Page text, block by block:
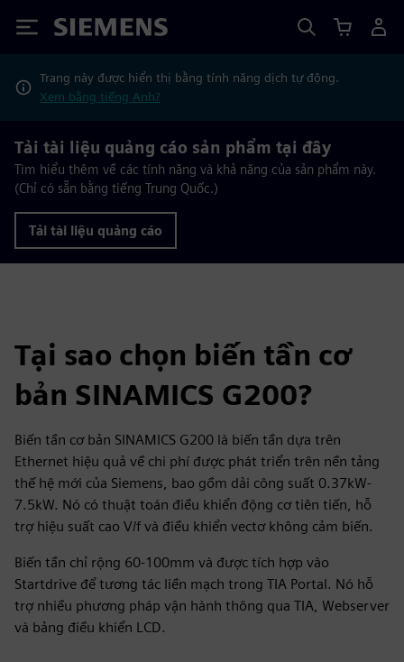
Siemens
Trang này được hiển thị bằng tính năng dịch tự động.
Xem bằng tiếng Anh?
Tải tài liệu quảng cáo sản phẩm tại đây
Tìm hiểu thêm về các tính năng và khả năng của sản phẩm này.
(Chỉ có sẵn bằng tiếng Trung Quốc.)
Tải tài liệu quảng cáo
Tại sao chọn biến tần cơ
bản SINAMICS G200?
Biến tần cơ bản SINAMICS G200 là biến tần dựa trên
Ethernet hiệu quả về chi phí được phát triển trên nền tảng
thế hệ mới của Siemens, bao gồm dải công suất 0.37kW-
7.5kW. Nó có thuật toán điều khiển động cơ tiên tiến, hỗ
trợ hiệu suất cao V/f và điều khiển vectơ không cảm biến.
Biến tần chỉ rộng 60-100mm và được tích hợp vào
Startdrive để tương tác liền mạch trong TIA Portal. Nó hỗ
trợ nhiều phương pháp vận hành thông qua TIA, Webserver
và bảng điều khiển LCD.